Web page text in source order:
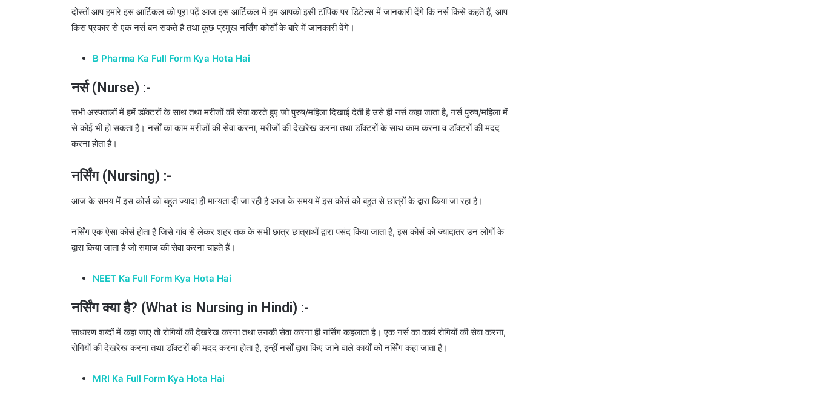
दोस्तों आप हमारे इस आर्टिकल को पूरा पढ़ें आज इस आर्टिकल में हम आपको इसी टॉपिक पर डिटेल्स में जानकारी देंगे कि नर्स किसे कहते हैं, आप
किस प्रकार से एक नर्स बन सकते हैं तथा कुछ प्रमुख नर्सिंग कोर्सों के बारे में जानकारी देंगे।
B Pharma Ka Full Form Kya Hota Hai
नर्स (Nurse) :-
सभी अस्पतालों में हमें डॉक्टरों के साथ तथा मरीजों की सेवा करते हुए जो पुरुष/महिला दिखाई देती है उसे ही नर्स कहा जाता है, नर्स पुरुष/महिला में
से कोई भी हो सकता है। नर्सों का काम मरीजों की सेवा करना, मरीजों की देखरेख करना तथा डॉक्टरों के साथ काम करना व डॉक्टरों की मदद
करना होता है।
नर्सिंग (Nursing) :-
आज के समय में इस कोर्स को बहुत ज्यादा ही मान्यता दी जा रही है आज के समय में इस कोर्स को बहुत से छात्रों के द्वारा किया जा रहा है।
नर्सिंग एक ऐसा कोर्स होता है जिसे गांव से लेकर शहर तक के सभी छात्र छात्राओं द्वारा पसंद किया जाता है, इस कोर्स को ज्यादातर उन लोगों के
द्वारा किया जाता है जो समाज की सेवा करना चाहते हैं।
NEET Ka Full Form Kya Hota Hai
नर्सिंग क्या है? (What is Nursing in Hindi) :-
साधारण शब्दों में कहा जाए तो रोगियों की देखरेख करना तथा उनकी सेवा करना ही नर्सिंग कहलाता है। एक नर्स का कार्य रोगियों की सेवा करना,
रोगियों की देखरेख करना तथा डॉक्टरों की मदद करना होता है, इन्हीं नर्सों द्वारा किए जाने वाले कार्यों को नर्सिंग कहा जाता हैं।
MRI Ka Full Form Kya Hota Hai